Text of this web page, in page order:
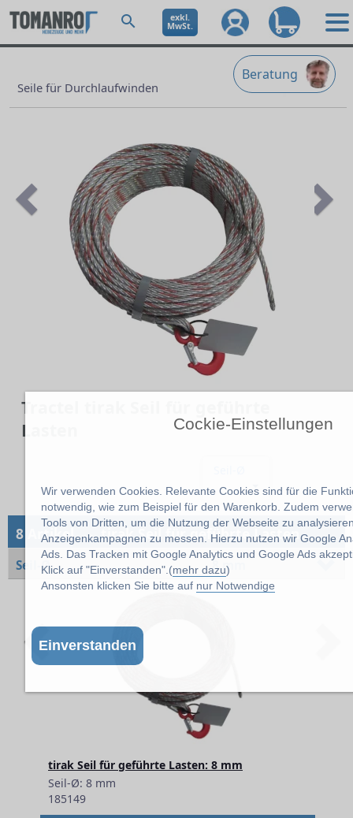
Cockie-Einstellungen
Wir verwenden Cookies. Relevante Cookies sind für die
notwendig, wie zum Beispiel für den Warenkorb. Zudem
Tools von Dritten, um die Nutzung der Webseite zu
Anzeigenkampagnen zu messen. Hierzu nutzen wir Google
Ads. Das Tracken mit Google Analytics und Google Ads
Klick auf "Einverstanden".(mehr dazu)
Ansonsten klicken Sie bitte auf nur Notwendige
Einverstanden
exkl.
MwSt.
Beratung
Seile für Durchlaufwinden
Previous
Tractel tirak Seil für geführte
Lasten
8 Artikel→tirak Seil für geführte Lasten
Seil-Ø 8 mm
tirak Seil für geführte Lasten: 8 mm
Seil-Ø: 8 mm
185149
Previous